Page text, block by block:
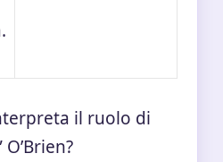
il ruolo di